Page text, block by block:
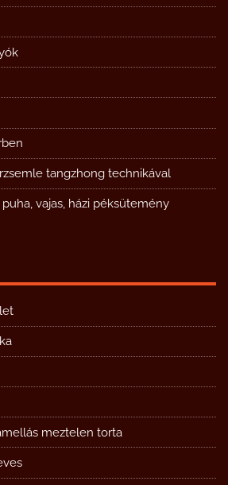
tangzhong technikával
vajas, házi péksütemény
meztelen torta